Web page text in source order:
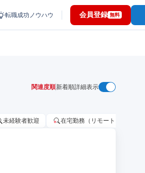
転職成功ノウハウ 会員登録 無料
関連度順新着順詳細表示
未経験者歓迎 在宅勤務（リモートワーク）OK